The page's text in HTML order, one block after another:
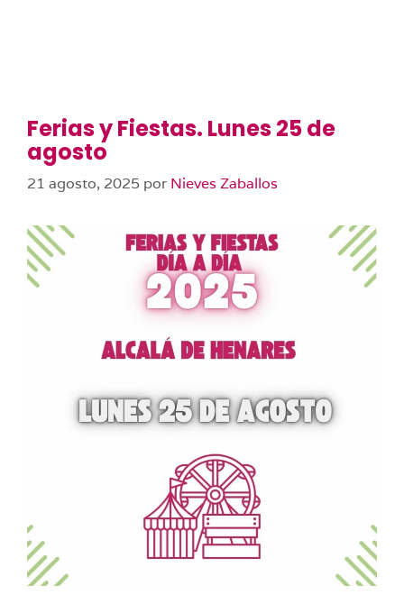
Ferias y Fiestas. Lunes 25 de
agosto
21 agosto, 2025 por Nieves Zaballos